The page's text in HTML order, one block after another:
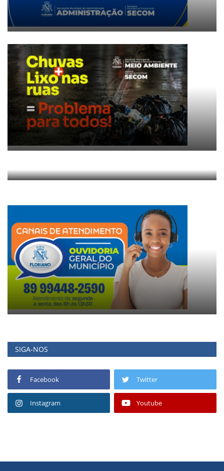
SIGA-NOS
Facebook Twitter
Instagram Youtube